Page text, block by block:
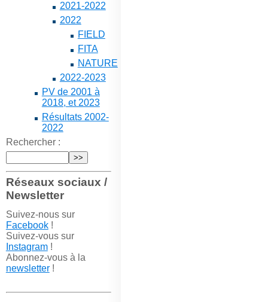
2021-2022
2022
FIELD
FITA
NATURE
2022-2023
PV de 2001 à
2018, et 2023
Résultats 2002-
2022
Rechercher :
Réseaux sociaux /
Newsletter
Suivez-nous sur
Facebook!
Suivez-vous sur
Instagram!
Abonnez-vous à la
newsletter!